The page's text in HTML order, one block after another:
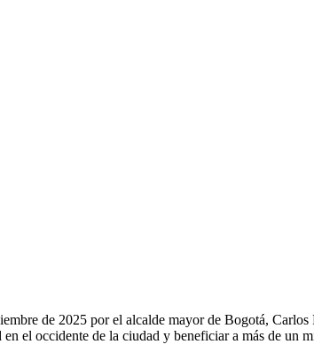
de 2025 por el alcalde mayor de Bogotá,
el occidente de la ciudad y beneficiar a más de un